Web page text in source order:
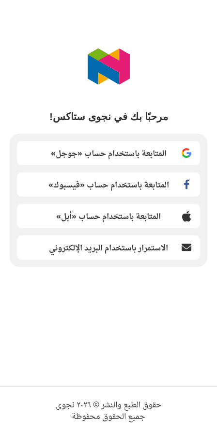
مرحبًا بك في نجوى ستاكس!
المتابعة باستخدام حساب «جوجل»
المتابعة باستخدام حساب «فيسبوك»
المتابعة باستخدام حساب «أبل»
الاستمرار باستخدام البريد الإلكتروني
حقوق الطبع والنشر © ٢٠٢٦ نجوى
جميع الحقوق محفوظة